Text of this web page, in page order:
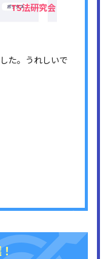
た。うれしいで